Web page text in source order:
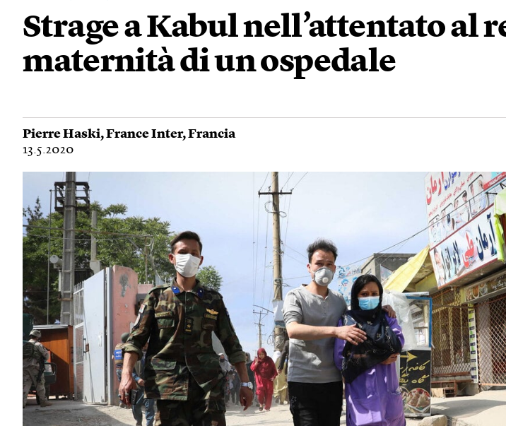
Strage a Kabul nell’attentato al
maternità di un ospedale
Pierre Haski,France Inter,Francia
13.5.2020